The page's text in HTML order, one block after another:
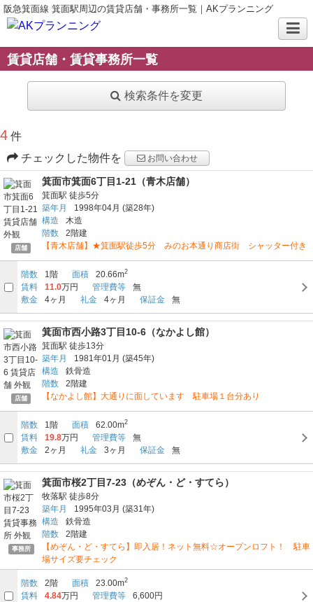
阪急箕面線 箕面駅周辺の賃貸店舗・事務所一覧｜AKプランニング
賃貸店舗・賃貸事務所一覧
検索条件を変更
4 件
チェックした物件を
お問い合わせ
店舗
箕面市箕面6丁目1-21（青木店舗）
箕面駅 徒歩5分
築年月
1998年04月 (築28年)
構造
木造
階数
2階建
【青木店舗】★箕⾯駅徒歩5分 みのお本通り商店街 シャッター付き
階数 1階 面積 20.66m2
賃料 11.0万円 管理費等
無
敷金
4ヶ月 礼金 4ヶ月 保証金 無
店舗
箕面市西小路3丁目10-6（なかよし館）
箕面駅 徒歩13分
築年月
1981年01月 (築45年)
構造
鉄骨造
階数
2階建
【なかよし館】大通りに面しています 駐車場１台分あり
階数 1階 面積 62.00m2
賃料 19.8万円 管理費等
無
敷金
2ヶ月 礼金 3ヶ月 保証金 無
事務所
箕面市桜2丁目7-23（めぞん・ど・すてら）
牧落駅 徒歩8分
築年月
1995年03月 (築31年)
構造
鉄骨造
階数
2階建
【めぞん・ど・すてら】即入居！ネット無料☆オープンロフト！ 駐車
場サイズ要チェック
階数 2階 面積 23.00m2
賃料 4.84万円 管理費等
6,600円